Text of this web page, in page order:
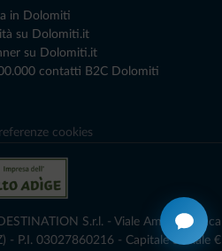
in Dolomiti
su Dolomiti.it
su Dolomiti.it
contatti B2C Dolomiti
cookies
S.r.l. - Viale Amedeo Duca
- P.I. 03027860216 - Capitale Sociale €